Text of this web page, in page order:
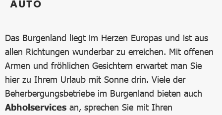
AUTO
Das Burgenland liegt im Herzen Europas und ist aus
allen Richtungen wunderbar zu erreichen. Mit offenen
Armen und fröhlichen Gesichtern erwartet man Sie
hier zu Ihrem Urlaub mit Sonne drin. Viele der
Beherbergungsbetriebe im Burgenland bieten auch
Abholservices an, sprechen Sie mit Ihren